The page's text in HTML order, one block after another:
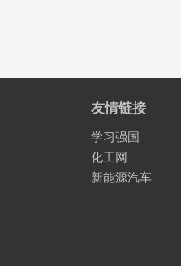
友情链接
学习强国
化工网
新能源汽车